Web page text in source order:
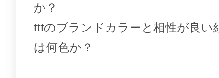
か？
tttのブランドカラーと相性が良い
は何色か？